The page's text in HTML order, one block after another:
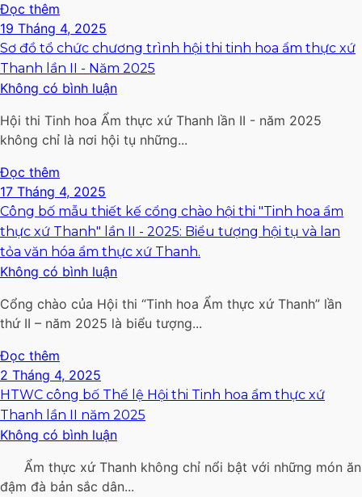
Đọc thêm
19 Tháng 4, 2025
Sơ đồ tổ chức chương trình hội thi tinh hoa ẩm thực xứ
Thanh lần II - Năm 2025
Không có bình luận
Hội thi Tinh hoa Ẩm thực xứ Thanh lần II - năm 2025
không chỉ là nơi hội tụ những...
Đọc thêm
17 Tháng 4, 2025
Công bố mẫu thiết kế cổng chào hội thi "Tinh hoa ẩm
thực xứ Thanh" lần II - 2025: Biểu tượng hội tụ và lan
tỏa văn hóa ẩm thực xứ Thanh.
Không có bình luận
Cổng chào của Hội thi “Tinh hoa Ẩm thực xứ Thanh” lần
thứ II – năm 2025 là biểu tượng...
Đọc thêm
2 Tháng 4, 2025
HTWC công bố Thể lệ Hội thi Tinh hoa ẩm thực xứ
Thanh lần II năm 2025
Không có bình luận
Ẩm thực xứ Thanh không chỉ nổi bật với những món ăn
đậm đà bản sắc dân...